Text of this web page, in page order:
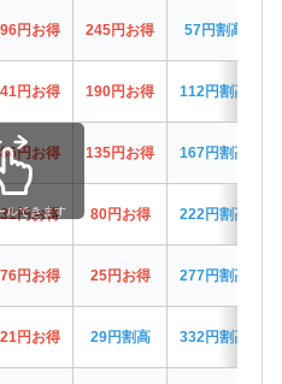
円お得 245円お得 57円割高
円お得 190円お得 112円割高
円お得 135円お得 167円割高
円お得 80円お得 222円割高
円お得 25円お得 277円割高
円お得 29円割高 332円割高
ルできます